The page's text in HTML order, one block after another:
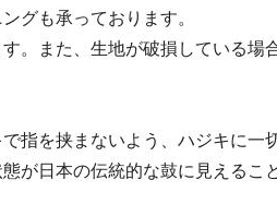
グも承っております。
。また、生地が破損している場
指を挟まないよう、ハジキに一
が日本の伝統的な鼓に見えるこ